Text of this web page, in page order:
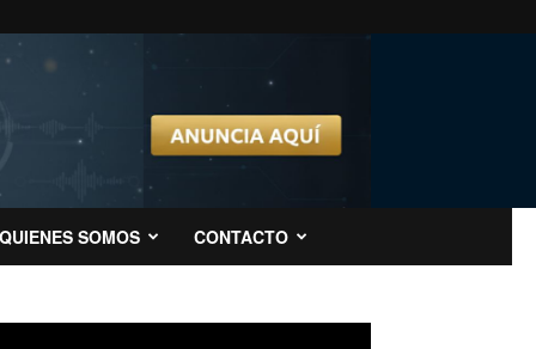
QUIENES SOMOS CONTACTO